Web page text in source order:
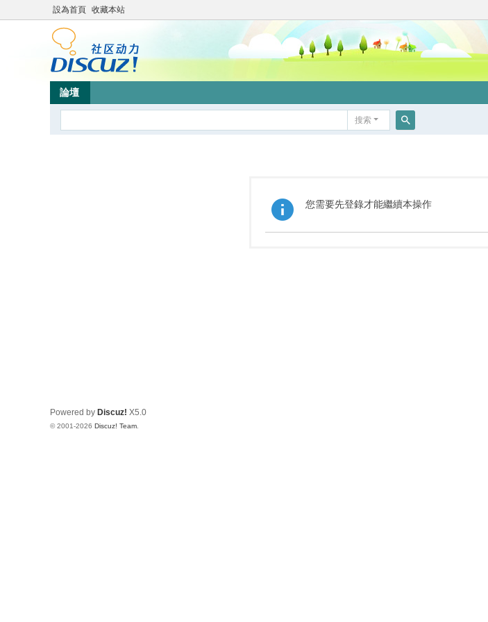
設為首頁 收藏本站
論壇
搜索
您需要先登錄才能繼續本操作
Powered by Discuz! X5.0
© 2001-2026 Discuz! Team